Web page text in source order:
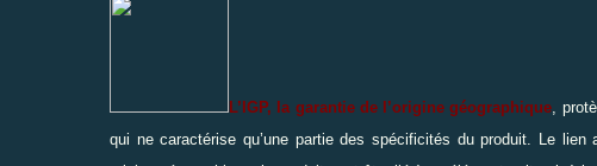
L’IGP, la garantie de l’origine géographique ,
qui ne caractérise qu’une partie des spécificités du produit. Le